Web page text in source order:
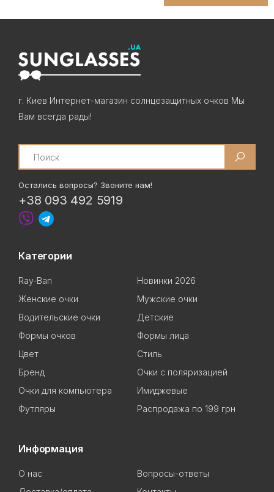
г. Киев Интернет-магазин солнцезащитных очков Мы
Вам всегда рады!
Search
Остались вопросы? Звоните нам!
+38 093 492 5919
Категории
Ray-Ban
Новинки 2026
Женские очки
Мужские очки
Водительские очки
Детские
Формы очков
Формы лица
Цвет
Стиль
Бренд
Очки с поляризацией
Очки для компьютера
Имиджевые
Футляры
Распродажа по 199 грн
Информация
О нас
Вопросы-ответы